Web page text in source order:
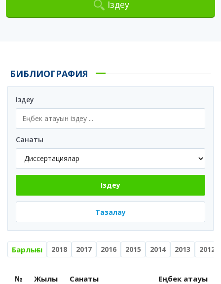
Іздеу
БИБЛИОГРАФИЯ
Іздеу
Санаты
Іздеу
Тазалау
Барлығы 2018 2017 2016 2015 2014 2013 2012
№ Жылы Санаты Еңбек атауы